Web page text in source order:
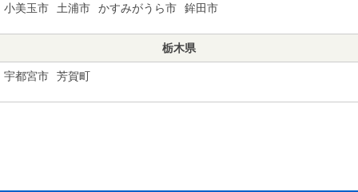
小美玉市
土浦市 かすみがうら市 鉾田市
栃木県
宇都宮市 芳賀町